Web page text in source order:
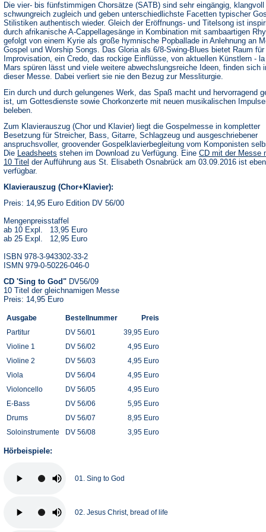
Die vier- bis fünfstimmigen Chorsätze (SATB) sind sehr eingängig, klangvoll
schwungreich zugleich und geben unterschiedlichste Facetten typischer
Stilistiken authentisch wieder. Gleich der Eröffnungs- und Titelsong ist
durch afrikanische A-Cappellagesänge in Kombination mit sambaartigen
gefolgt von einem Kyrie als große hymnische Popballade in Anlehnung an
Gospel und Worship Songs. Das Gloria als 6/8-Swing-Blues bietet Raum für
Improvisation, ein Credo, das rockige Einflüsse, von aktuellen Künstlern -
Mars spüren lässt und viele weitere abwechslungsreiche Ideen, finden sich
dieser Messe. Dabei verliert sie nie den Bezug zur Messliturgie.
Ein durch und durch gelungenes Werk, das Spaß macht und hervorragend
ist, um Gottesdienste sowie Chorkonzerte mit neuen musikalischen
beleben.
Zum Klavierauszug (Chor und Klavier) liegt die Gospelmesse in kompletter
Besetzung für Streicher, Bass, Gitarre, Schlagzeug und ausgeschriebener
anspruchsvoller, groovender Gospelklavierbegleitung vom Komponisten
Die Leadsheets (Öffnet
in
Tab)
stehen im Download zu Verfügung. Eine CD mit der Messe
10 Titel der Aufführung aus St. Elisabeth Osnabrück am 03.09.2016 ist
verfügbar.
Klavierauszug (Chor+Klavier):
Preis: 14,95 Euro Edition DV 56/00
Mengenpreisstaffel
ab 10 Expl. 13,95 Euro
ab 25 Expl. 12,95 Euro
ISBN 978-3-943302-33-2
ISMN 979-0-50226-046-0
CD 'Sing to God" DV56/09
10 Titel der gleichnamigen Messe
Preis: 14,95 Euro
Ausgabe Bestellnummer
Preis
Partitur
DV 56/01
39,95 Euro
Violine 1
DV 56/02
4,95 Euro
Violine 2
DV 56/03
4,95 Euro
Viola
DV 56/04
4,95 Euro
Violoncello
DV 56/05
4,95 Euro
E-Bass
DV 56/06
5,95 Euro
Drums
DV 56/07
8,95 Euro
Soloinstrumente
DV 56/08 3,95 Euro
Hörbeispiele:
01. Sing to God
02. Jesus Christ, bread of life